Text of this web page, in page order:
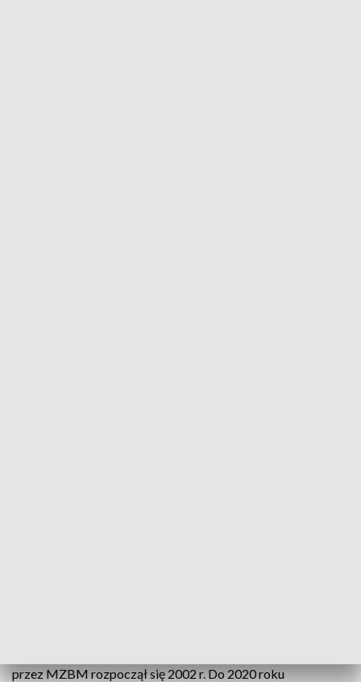
przez MZBM rozpoczął się 2002 r. Do 2020 roku